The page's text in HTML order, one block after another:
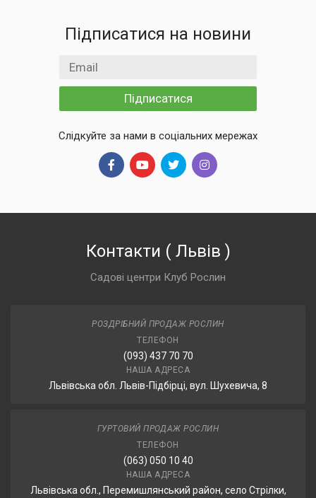
Підписатися на новини
Email
Підписатися
Слідкуйте за нами в соціальних мережах
Контакти ( Львів )
Садові центри Клуб Рослин
РОЗДРІБНИЙ ПРОДАЖ РОСЛИН
ТЕЛЕФОН
(093) 437 70 70
НАША АДРЕСА
Львівська обл. Львів-Підбірці, вул. Шухевича, 8
ГУРТОВИЙ ПРОДАЖ РОСЛИН
ТЕЛЕФОН
(063) 050 10 40
НАША АДРЕСА
Львівська обл., Перемишлянський район, село Стрілки,